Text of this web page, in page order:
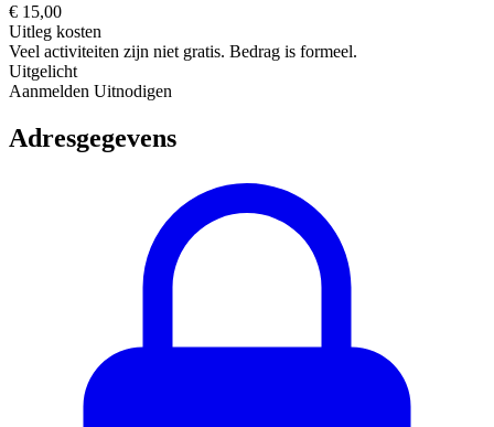
€ 15,00
Uitleg kosten
Veel activiteiten zijn niet gratis. Bedrag is formeel.
Uitgelicht
Aanmelden Uitnodigen
Adresgegevens